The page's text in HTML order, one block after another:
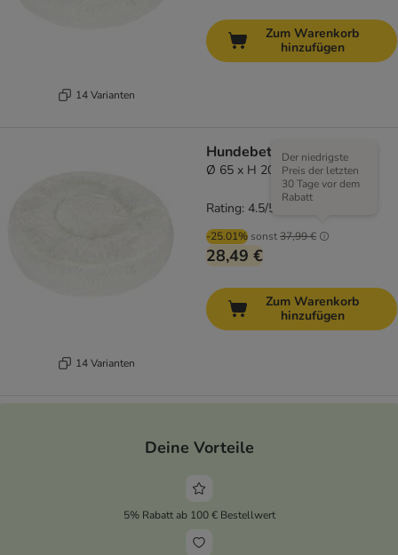
14 Varianten
Zum Warenkorb
hinzufügen
14 Varianten
Hundebett Flocke
Ø 65 x H 20 cm
-25.01% sonst37,99 €
Der niedrigste
Preis der letzten
30 Tage vor dem
Rabatt
28,49 €
Rating: 4.5/5
Zum Warenkorb
hinzufügen
Deine Vorteile
5% Rabatt ab 100 € Bestellwert